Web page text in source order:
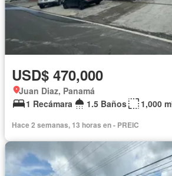
USD$ 470,000
Juan Diaz, Panamá
1 Recámara
1.5 Baños 1,000
Hace 2 semanas, 13 horas en - PREIC